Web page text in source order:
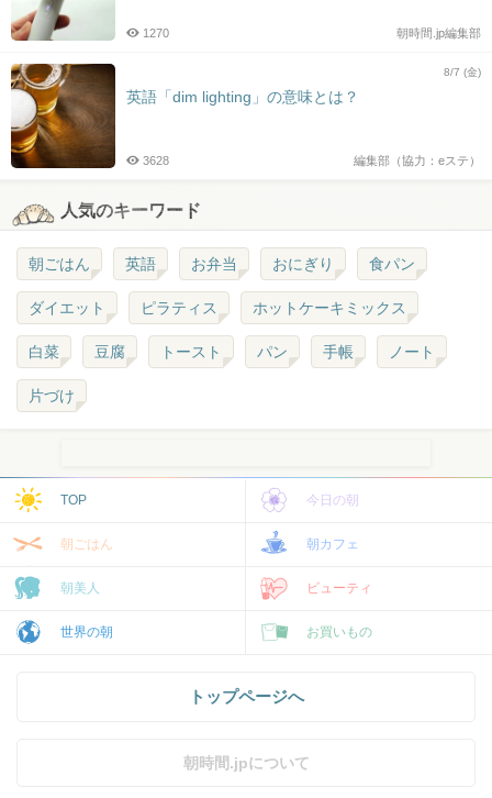
朝時間.jp編集部
1270
8/7 (金)
英語「dim lighting」の意味とは？
編集部（協力：eステ）
3628
人気のキーワード
朝ごはん 英語 お弁当 おにぎり 食パン
ダイエット ピラティス ホットケーキミックス
白菜 豆腐 トースト パン 手帳 ノート
片づけ
TOP 今日の朝
朝ごはん 朝カフェ
朝美人 ビューティ
世界の朝 お買いもの
トップページへ
朝時間.jpについて